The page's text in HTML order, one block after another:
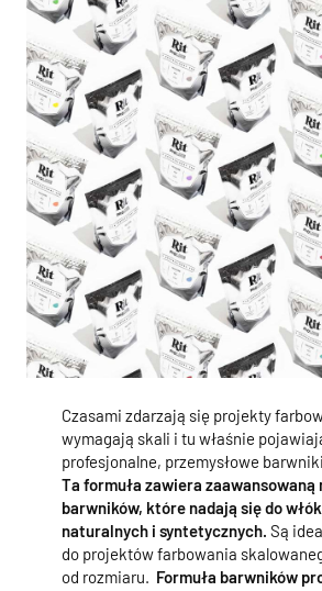
Czasami zdarzają się projekty
wymagają skali i tu właśnie
profesjonalne, przemysłowe
Ta formuła zawiera zaawansowaną
barwników, które nadają się do
naturalnych i syntetycznych. Są
do projektów farbowania
od rozmiaru. Formuła barwników